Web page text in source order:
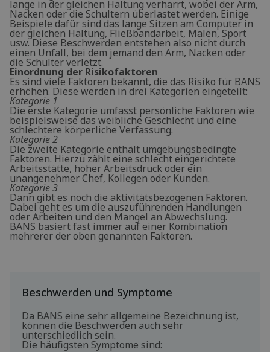
lange in der gleichen Haltung verharrt, wobei der Arm,
Nacken oder die Schultern überlastet werden. Einige
Beispiele dafür sind das lange Sitzen am Computer in
der gleichen Haltung, Fließbandarbeit, Malen, Sport
usw. Diese Beschwerden entstehen also nicht durch
einen Unfall, bei dem jemand den Arm, Nacken oder
die Schulter verletzt.
Einordnung der Risikofaktoren
Es sind viele Faktoren bekannt, die das Risiko für BANS
erhöhen. Diese werden in drei Kategorien eingeteilt:
Kategorie 1
Die erste Kategorie umfasst persönliche Faktoren wie
beispielsweise das weibliche Geschlecht und eine
schlechtere körperliche Verfassung.
Kategorie 2
Die zweite Kategorie enthält umgebungsbedingte
Faktoren. Hierzu zählt eine schlecht eingerichtete
Arbeitsstätte, hoher Arbeitsdruck oder ein
unangenehmer Chef, Kollegen oder Kunden.
Kategorie 3
Dann gibt es noch die aktivitätsbezogenen Faktoren.
Dabei geht es um die auszuführenden Handlungen
oder Arbeiten und den Mangel an Abwechslung.
BANS basiert fast immer auf einer Kombination
mehrerer der oben genannten Faktoren.
Beschwerden und Symptome
Da BANS eine sehr allgemeine Bezeichnung ist,
können die Beschwerden auch sehr
unterschiedlich sein.
Die häufigsten Symptome sind: